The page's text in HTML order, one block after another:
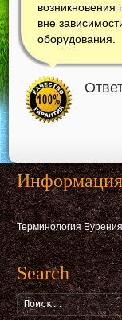
возникновения
вне
оборудования.
Терминология
Search